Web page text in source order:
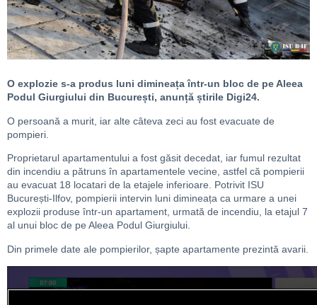
O explozie s-a produs luni dimineața într-un bloc de pe Aleea
Podul Giurgiului din București, anunță știrile Digi24.
O persoană a murit, iar alte câteva zeci au fost evacuate de
pompieri.
Proprietarul apartamentului a fost găsit decedat, iar fumul rezultat
din incendiu a pătruns în apartamentele vecine, astfel că pompierii
au evacuat 18 locatari de la etajele inferioare. Potrivit ISU
București-Ilfov, pompierii intervin luni dimineața ca urmare a unei
explozii produse într-un apartament, urmată de incendiu, la etajul 7
al unui bloc de pe Aleea Podul Giurgiului.
Din primele date ale pompierilor, șapte apartamente prezintă avarii.